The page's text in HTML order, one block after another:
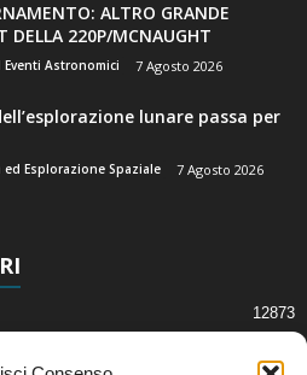
ALTRO GRANDE
DELLA 220P/MCNAUGHT
Eventi Astronomici 7 Agosto 2026
lunare passa per
Esplorazione Spaziale 7 Agosto 2026
12873